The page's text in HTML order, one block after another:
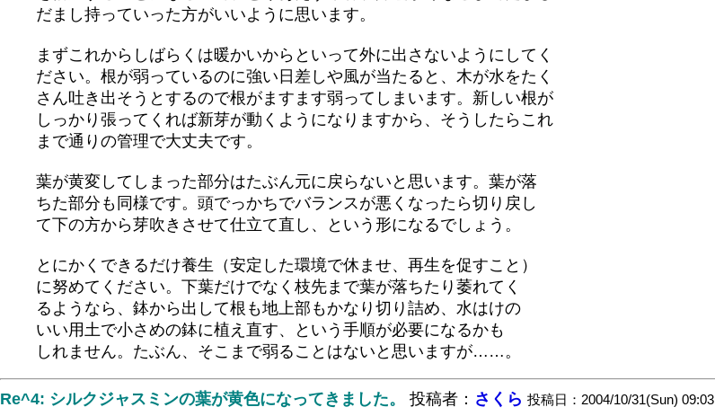
だまし持っていった方がいいように思います。
まずこれからしばらくは暖かいからといって外に出さないようにしてく
ださい。根が弱っているのに強い日差しや風が当たると、木が水をたく
さん吐き出そうとするので根がますます弱ってしまいます。新しい根が
しっかり張ってくれば新芽が動くようになりますから、そうしたらこれ
まで通りの管理で大丈夫です。
葉が黄変してしまった部分はたぶん元に戻らないと思います。葉が落
ちた部分も同様です。頭でっかちでバランスが悪くなったら切り戻し
て下の方から芽吹きさせて仕立て直し、という形になるでしょう。
とにかくできるだけ養生（安定した環境で休ませ、再生を促すこと）
に努めてください。下葉だけでなく枝先まで葉が落ちたり萎れてく
るようなら、鉢から出して根も地上部もかなり切り詰め、水はけの
いい用土で小さめの鉢に植え直す、という手順が必要になるかも
しれません。たぶん、そこまで弱ることはないと思いますが……。
Re^4: シルクジャスミンの葉が黄色になってきました。 投稿者： さくら 投稿日：2004/10/31(Sun) 09:03